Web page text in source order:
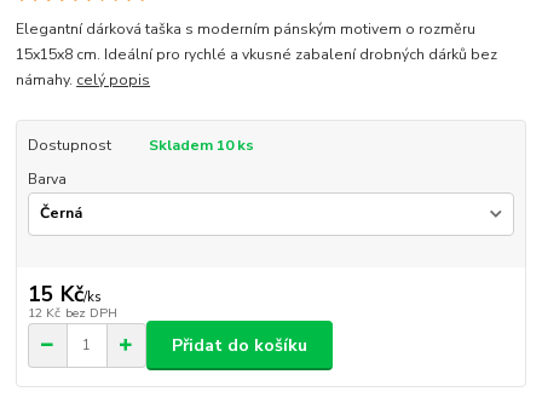
Elegantní dárková taška s moderním pánským motivem o rozměru
15x15x8 cm. Ideální pro rychlé a vkusné zabalení drobných dárků bez
námahy. celý popis
Dostupnost
Skladem 10 ks
Barva
15 Kč/ks
12 Kč bez DPH
Přidat do košíku